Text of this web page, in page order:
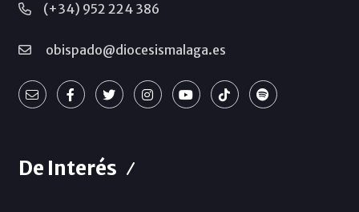
(+34) 952 224 386
obispado@diocesismalaga.es
De Interés